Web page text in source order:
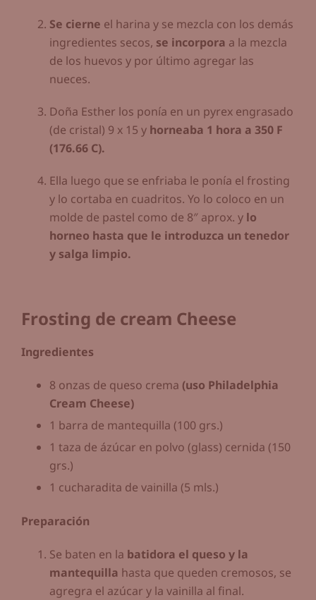
Se cierne el harina y se mezcla con los demás
ingredientes secos, se incorpora a la mezcla
de los huevos y por último agregar las
nueces.
Doña Esther los ponía en un pyrex engrasado
(de cristal) 9 x 15 y horneaba 1 hora a 350 F
(176.66 C).
Ella luego que se enfriaba le ponía el frosting
y lo cortaba en cuadritos. Yo lo coloco en un
molde de pastel como de 8″ aprox. y lo
horneo hasta que le introduzca un tenedor
y salga limpio.
Frosting de cream Cheese
Ingredientes
8 onzas de queso crema (uso Philadelphia
Cream Cheese)
1 barra de mantequilla (100 grs.)
1 taza de ázúcar en polvo (glass) cernida (150
grs.)
1 cucharadita de vainilla (5 mls.)
Preparación
Se baten en la batidora el queso y la
mantequilla hasta que queden cremosos, se
agregra el azúcar y la vainilla al final.